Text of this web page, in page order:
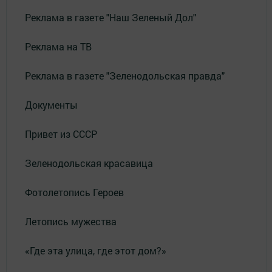
Реклама в газете "Наш Зеленый Дол"
Реклама на ТВ
Реклама в газете "Зеленодольская правда"
Документы
Привет из СССР
Зеленодольская красавица
Фотолетопись Героев
Летопись мужества
«Где эта улица, где этот дом?»